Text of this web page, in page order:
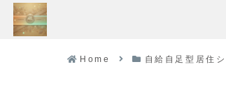
Home 自給自足型居住